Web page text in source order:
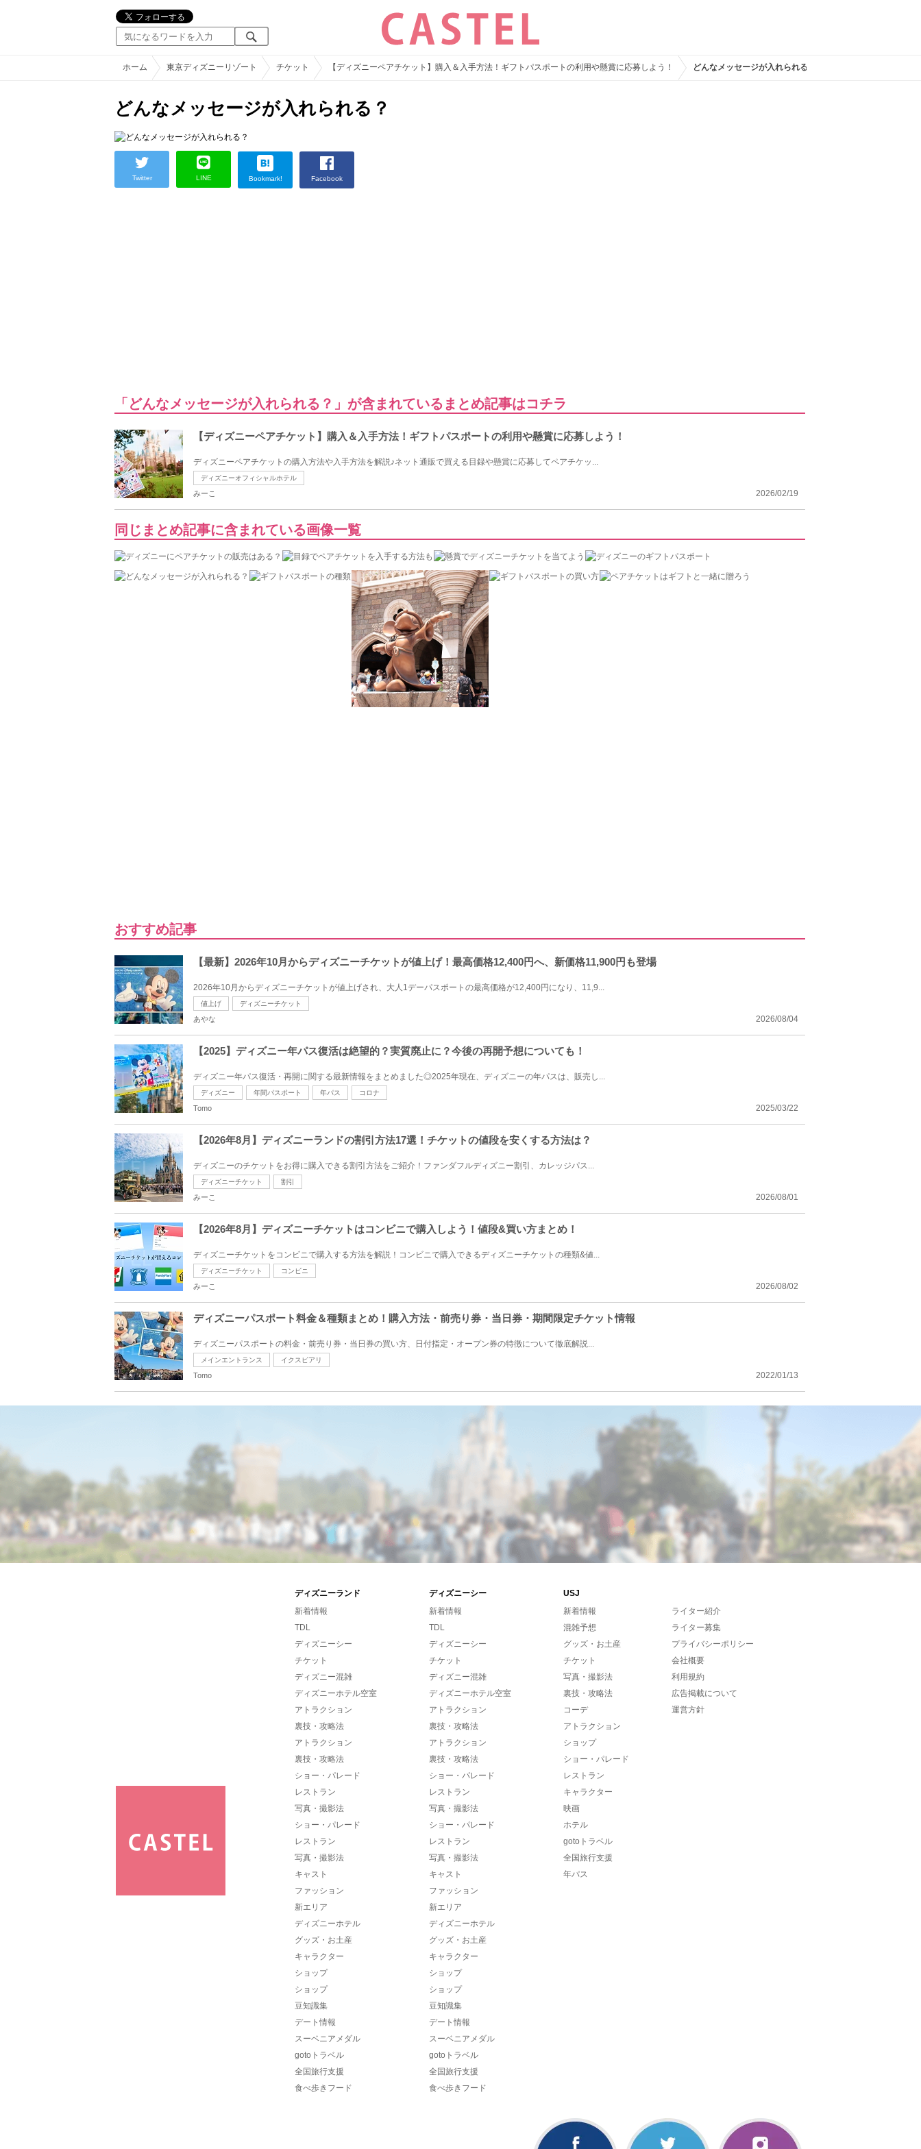
ホーム 東京ディズニーリゾート チケット 【ディズニーペアチケット】購入＆入手方法！ギフトパスポートの利用や懸賞に応募しよう！ どんなメッセージが入れられる？
どんなメッセージが入れられる？
Twitter LINE Bookmark! Facebook
「どんなメッセージが入れられる？」が含まれているまとめ記事はコチラ
【ディズニーペアチケット】購入＆入手方法！ギフトパスポートの利用や懸賞に応募しよう！
ディズニーペアチケットの購入方法や入手方法を解説♪ネット通販で買える目録や懸賞に応募してペアチケッ...
ディズニーオフィシャルホテル
2026/02/19
みーこ
同じまとめ記事に含まれている画像一覧
おすすめ記事
【最新】2026年10月からディズニーチケットが値上げ！最高価格12,400円へ、新価格11,900円も登場
2026年10月からディズニーチケットが値上げされ、大人1デーパスポートの最高価格が12,400円になり、11,9...
値上げ ディズニーチケット
2026/08/04
あやな
【2025】ディズニー年パス復活は絶望的？実質廃止に？今後の再開予想についても！
ディズニー年パス復活・再開に関する最新情報をまとめました◎2025年現在、ディズニーの年パスは、販売し...
ディズニー 年間パスポート 年パス コロナ
2025/03/22
Tomo
【2026年8月】ディズニーランドの割引方法17選！チケットの値段を安くする方法は？
ディズニーのチケットをお得に購入できる割引方法をご紹介！ファンダフルディズニー割引、カレッジパス...
ディズニーチケット 割引
2026/08/01
みーこ
【2026年8月】ディズニーチケットはコンビニで購入しよう！値段&買い方まとめ！
ディズニーチケットをコンビニで購入する方法を解説！コンビニで購入できるディズニーチケットの種類&値...
ディズニーチケット コンビニ
2026/08/02
みーこ
ディズニーパスポート料金＆種類まとめ！購入方法・前売り券・当日券・期間限定チケット情報
ディズニーパスポートの料金・前売り券・当日券の買い方、日付指定・オープン券の特徴について徹底解説...
メインエントランス イクスピアリ
2022/01/13
Tomo
ディズニーランド ディズニーシー
USJ
新着情報
TDL
ディズニーシー
チケット
ディズニー混雑
ディズニーホテル空室
アトラクション
裏技・攻略法
アトラクション
裏技・攻略法
ショー・パレード
レストラン
写真・撮影法
ショー・パレード
レストラン
写真・撮影法
キャスト
ファッション
新エリア
ディズニーホテル
グッズ・お土産
キャラクター
ショップ
ショップ
豆知識集
デート情報
スーベニアメダル
gotoトラベル
全国旅行支援
食べ歩きフード
新着情報
TDL
ディズニーシー
チケット
ディズニー混雑
ディズニーホテル空室
アトラクション
裏技・攻略法
アトラクション
裏技・攻略法
ショー・パレード
レストラン
写真・撮影法
ショー・パレード
レストラン
写真・撮影法
キャスト
ファッション
新エリア
ディズニーホテル
グッズ・お土産
キャラクター
ショップ
ショップ
豆知識集
デート情報
スーベニアメダル
gotoトラベル
全国旅行支援
食べ歩きフード
新着情報
混雑予想
グッズ・お土産
チケット
写真・撮影法
裏技・攻略法
コーデ
アトラクション
ショップ
ショー・パレード
レストラン
キャラクター
映画
ホテル
gotoトラベル
全国旅行支援
年パス
ライター紹介
ライター募集
プライバシーポリシー
会社概要
利用規約
広告掲載について
運営方針